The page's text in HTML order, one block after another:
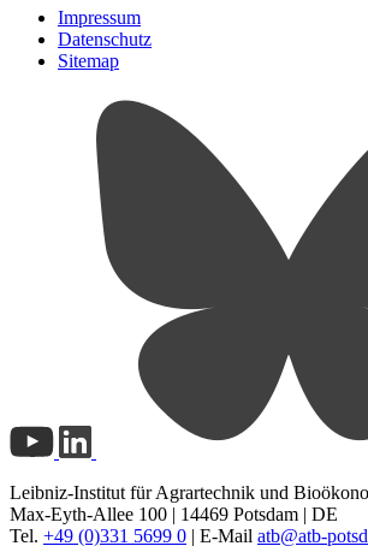
Impressum
Datenschutz
Sitemap
Leibniz-Institut für Agrartechnik und
Max-Eyth-Allee 100 | 14469 Potsdam | DE
Tel. +49 (0)331 5699 0 | E-Mail atb@atb-